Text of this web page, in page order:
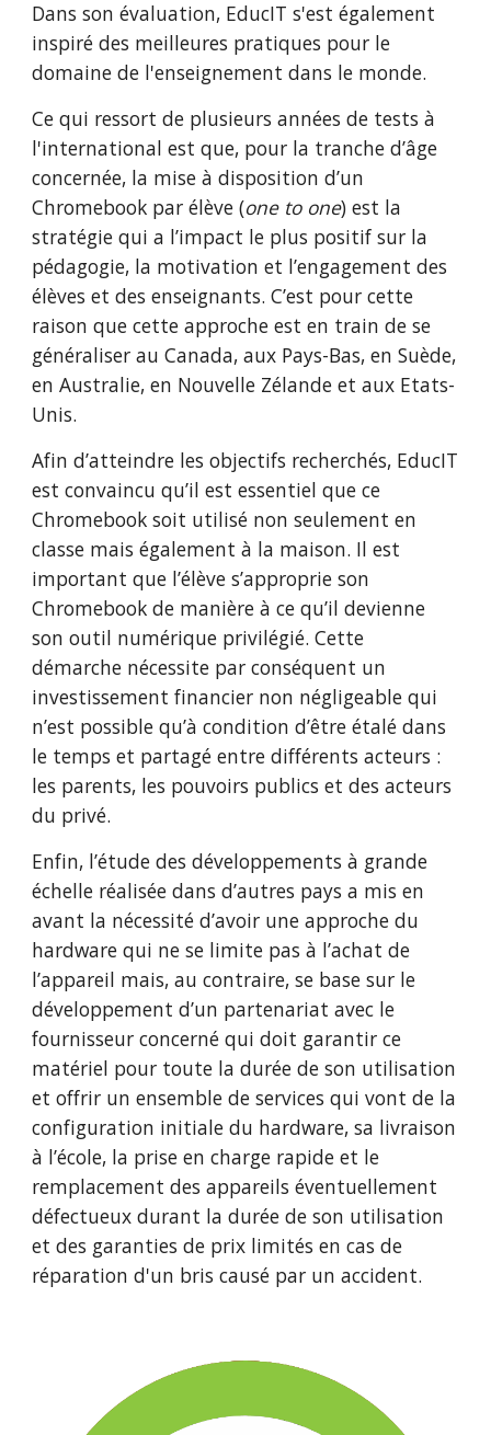
Dans son évaluation, EducIT s'est également
inspiré des meilleures pratiques pour le
domaine de l'enseignement dans le monde.
Ce qui ressort de plusieurs années de tests à
l'international est que, pour la tranche d’âge
concernée, la mise à disposition d’un
Chromebook par élève (one to one) est la
stratégie qui a l’impact le plus positif sur la
pédagogie, la motivation et l’engagement des
élèves et des enseignants. C’est pour cette
raison que cette approche est en train de se
généraliser au Canada, aux Pays-Bas, en Suède,
en Australie, en Nouvelle Zélande et aux Etats-
Unis.
Afin d’atteindre les objectifs recherchés, EducIT
est convaincu qu’il est essentiel que ce
Chromebook soit utilisé non seulement en
classe mais également à la maison. Il est
important que l’élève s’approprie son
Chromebook de manière à ce qu’il devienne
son outil numérique privilégié. Cette
démarche nécessite par conséquent un
investissement financier non négligeable qui
n’est possible qu’à condition d’être étalé dans
le temps et partagé entre différents acteurs :
les parents, les pouvoirs publics et des acteurs
du privé.
Enfin, l’étude des développements à grande
échelle réalisée dans d’autres pays a mis en
avant la nécessité d’avoir une approche du
hardware qui ne se limite pas à l’achat de
l’appareil mais, au contraire, se base sur le
développement d’un partenariat avec le
fournisseur concerné qui doit garantir ce
matériel pour toute la durée de son utilisation
et offrir un ensemble de services qui vont de la
configuration initiale du hardware, sa livraison
à l’école, la prise en charge rapide et le
remplacement des appareils éventuellement
défectueux durant la durée de son utilisation
et des garanties de prix limités en cas de
réparation d'un bris causé par un accident.